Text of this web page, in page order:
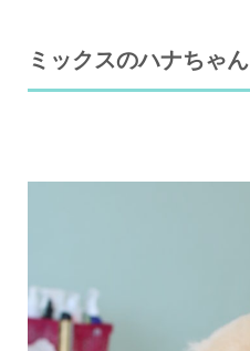
ミックスのハナちゃん